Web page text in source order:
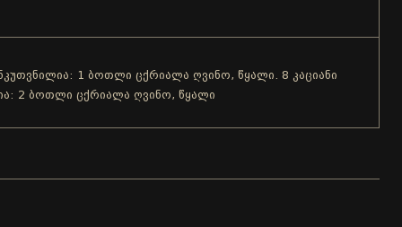
1 ბოთლი ცქრიალა ღვინო, წყალი. 8 კაციანი
2 ბოთლი ცქრიალა ღვინო, წყალი